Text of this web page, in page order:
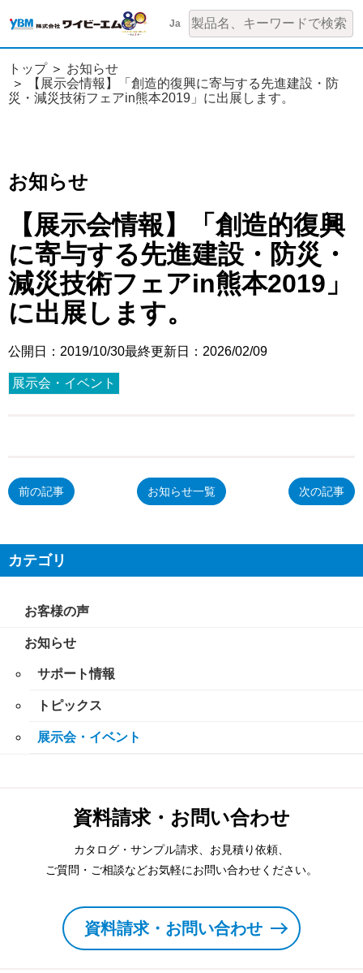
Ja
トップ
お知らせ
【展示会情報】「創造的復興に寄与する先進建設・防
災・減災技術フェアin熊本2019」に出展します。
お知らせ
【展示会情報】「創造的復興
に寄与する先進建設・防災・
減災技術フェアin熊本2019」
に出展します。
公開日：2019/10/30最終更新日：2026/02/09
展示会・イベント
前の記事 次の記事
お知らせ一覧
カテゴリ
お客様の声
お知らせ
サポート情報
トピックス
展示会・イベント
資料請求・お問い合わせ
カタログ・サンプル請求、お見積り依頼、
ご質問・ご相談などお気軽にお問い合わせください。
資料請求・お問い合わせ